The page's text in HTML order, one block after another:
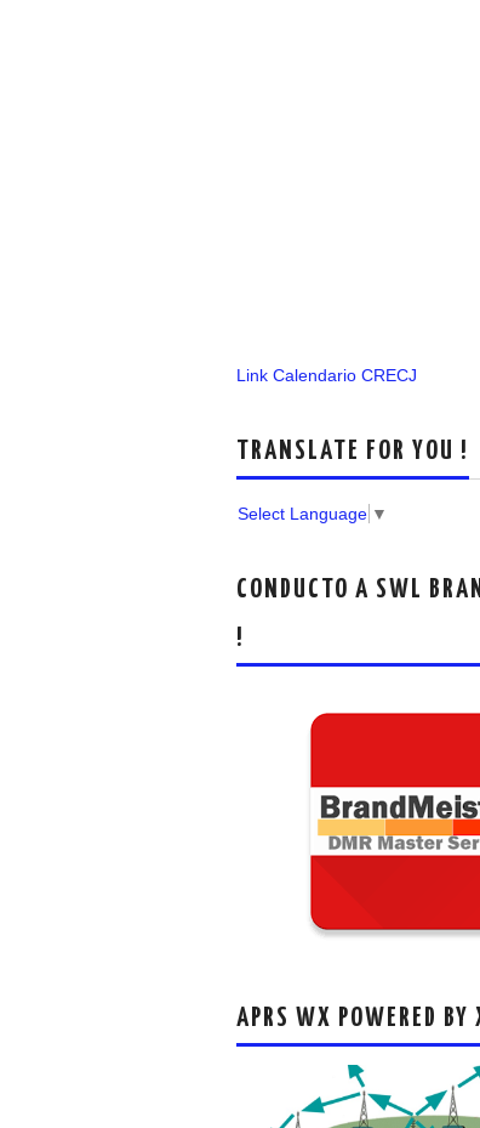
Link Calendario CRECJ
TRANSLATE FOR YOU !
Select Language ▼
CONDUCTO A SWL
!
APRS WX POWERED BY